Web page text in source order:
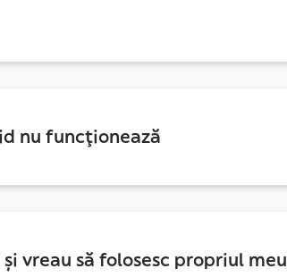
nu funcționează
vreau să folosesc propriul meu